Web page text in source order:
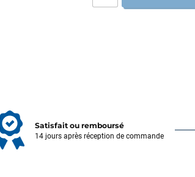
Satisfait ou remboursé
14 jours après réception de commande